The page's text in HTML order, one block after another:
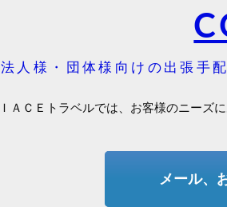
法人様・団体様向けの出張手
ＩＡＣＥトラベルでは、お客様のニーズ
メール、